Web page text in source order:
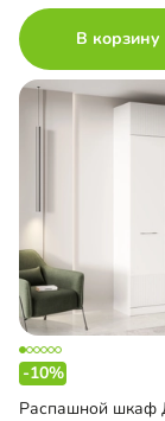
В корзину
-10%